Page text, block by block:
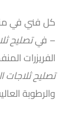
كل فني في
– فيتصليح
الفريزرات
تصليح ثلاجات
والرطوبة